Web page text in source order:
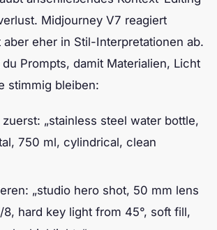
Midjourney V7 reagiert
aber eher in Stil-Interpretationen ab.
Prompts, damit Materialien, Licht
stimmig bleiben:
„stainless steel water bottle,
750 ml, cylindrical, clean
„studio hero shot, 50 mm lens
hard key light from 45°, soft fill,